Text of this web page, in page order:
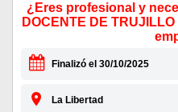
¿Eres profesional y
DOCENTE DE
Finalizó el 30/10/2025
La Libertad